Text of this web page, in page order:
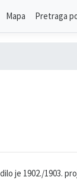
Mapa Pretraga
je 1902./